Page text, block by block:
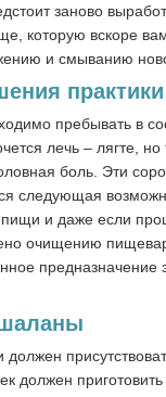
заново
которую вскоре
и смыванию
практики
пребывать в
лечь – лягте,
боль. Эти
следующая
и даже если
очищению
должен